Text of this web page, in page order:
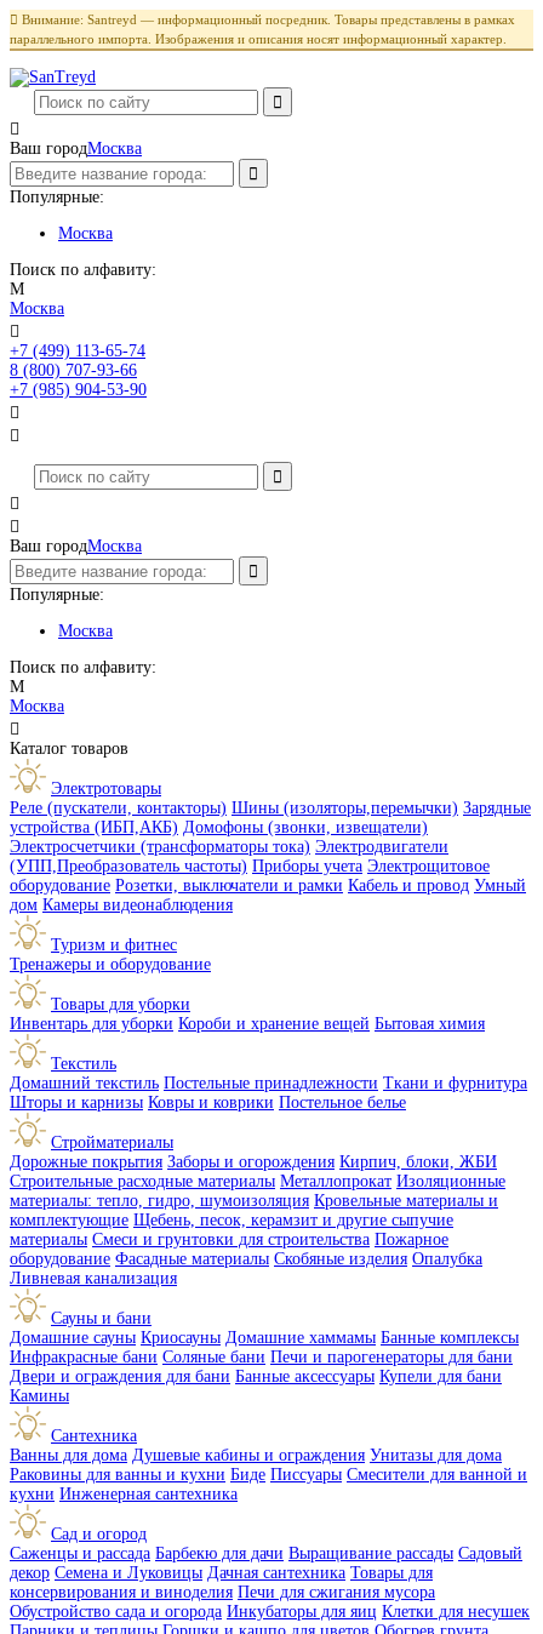
 Внимание: Santreyd — информационный посредник. Товары представлены в рамках
параллельного импорта. Изображения и описания носят информационный характер.

Ваш городМосква
Популярные:
Москва
Поиск по алфавиту:
М
Москва

+7 (499) 113-65-74
8 (800) 707-93-66
+7 (985) 904-53-90




Ваш городМосква
Популярные:
Москва
Поиск по алфавиту:
М
Москва

Каталог товаров
Электротовары
Реле (пускатели, контакторы) Шины (изоляторы,перемычки) Зарядные
устройства (ИБП,АКБ) Домофоны (звонки, извещатели)
Электросчетчики (трансформаторы тока) Электродвигатели
(УПП,Преобразователь частоты) Приборы учета Электрощитовое
оборудование Розетки, выключатели и рамки Кабель и провод Умный
дом Камеры видеонаблюдения
Туризм и фитнес
Тренажеры и оборудование
Товары для уборки
Инвентарь для уборки Короби и хранение вещей Бытовая химия
Текстиль
Домашний текстиль Постельные принадлежности Ткани и фурнитура
Шторы и карнизы Ковры и коврики Постельное белье
Стройматериалы
Дорожные покрытия Заборы и огорождения Кирпич, блоки, ЖБИ
Строительные расходные материалы Металлопрокат Изоляционные
материалы: тепло, гидро, шумоизоляция Кровельные материалы и
комплектующие Щебень, песок, керамзит и другие сыпучие
материалы Смеси и грунтовки для строительства Пожарное
оборудование Фасадные материалы Скобяные изделия Опалубка
Ливневая канализация
Сауны и бани
Домашние сауны Криосауны Домашние хаммамы Банные комплексы
Инфракрасные бани Соляные бани Печи и парогенераторы для бани
Двери и ограждения для бани Банные аксессуары Купели для бани
Камины
Сантехника
Ванны для дома Душевые кабины и ограждения Унитазы для дома
Раковины для ванны и кухни Биде Писсуары Смесители для ванной и
кухни Инженерная сантехника
Сад и огород
Саженцы и рассада Барбекю для дачи Выращивание рассады Садовый
декор Семена и Луковицы Дачная сантехника Товары для
консервирования и виноделия Печи для сжигания мусора
Обустройство сада и огорода Инкубаторы для яиц Клетки для несушек